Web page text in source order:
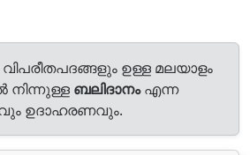
ഉള്ള മലയാളം
നിന്നുള്ള ബലിദാനംഎന്ന
ഉദാഹരണവും.